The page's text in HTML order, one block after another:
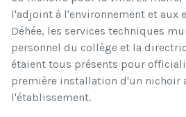
l'adjoint à l'environnement et aux
Déhée, les services techniques
personnel du collège et la
étaient tous présents pour
première installation d'un nichoir
l'établissement.